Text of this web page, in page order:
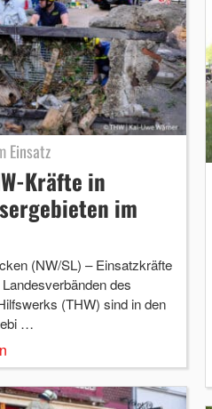
Einsatz
Kräfte in
im
(NW/SL) – Einsatzkräfte
des
(THW) sind in den
…